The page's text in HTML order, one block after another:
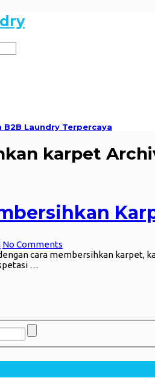
B2B Laundry Terpercaya
karpet
No Comments
cara membersihkan karpet,
…